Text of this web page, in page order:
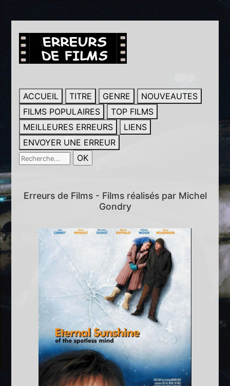
ACCUEIL TITRE GENRE
NOUVEAUTES
FILMS POPULAIRES
TOP FILMS
MEILLEURES ERREURS
LIENS
ENVOYER UNE ERREUR
Erreurs de Films - Films réalisés par Michel
Gondry